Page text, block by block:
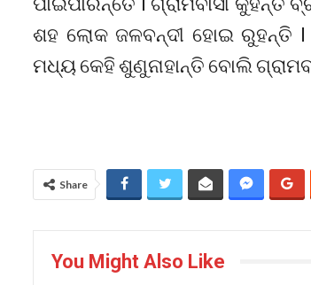
ଶହ ଲୋକ ଜଳବନ୍ଦୀ ହୋଇ ରୁହନ୍ତି
ମଧ୍ୟ କେହି ଶୁଣୁନାହାନ୍ତି ବୋଲି
Share
You Might Also Like